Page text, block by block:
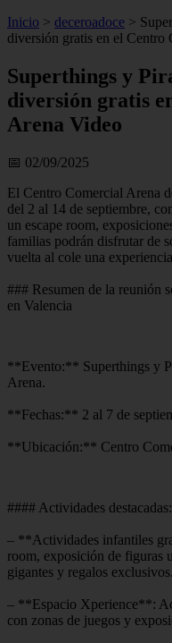
Inicio > deceroadoce >
diversión gratis en el Centro
Superthings y
diversión gratis
Arena Video
📅 02/09/2025
El Centro Comercial Arena
del 2 al 14 de septiembre,
un escape room,
familias podrán disfrutar de
vuelta al cole una
### Resumen de la reunión
en Valencia
**Evento:** Superthings y
Arena.
**Fechas:** 2 al 7 de
**Ubicación:** Centro
#### Actividades destacadas:
– **Actividades infantiles
room, exposición de figuras
gigantes y regalos exclusivos.
– **Espacio Xperience**:
con zonas de juegos y